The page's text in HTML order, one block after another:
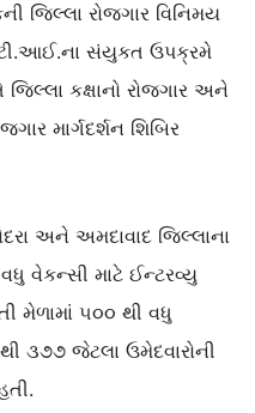
જિલ્લા રોજગાર વિનિમય
સંયુકત ઉપક્રમે
કક્ષાનો રોજગાર અને
માર્ગદર્શન શિબિર
અને અમદાવાદ જિલ્લાના
વેકન્સી માટે ઈન્ટરવ્યુ
મેળામાં ૫૦૦ થી વધુ
૩૭૭ જેટલા ઉમેદવારોની